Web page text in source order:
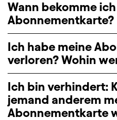
Wann bekomme
Abonnementkarte?
Ich habe meine
verloren? Wohin
Ich bin verhindert:
jemand anderem
Abonnementkarte